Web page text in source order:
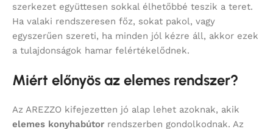
szerkezet együttesen sokkal élhetőbbé teszik a teret.
Ha valaki rendszeresen főz, sokat pakol, vagy
egyszerűen szereti, ha minden jól kézre áll, akkor ezek
a tulajdonságok hamar felértékelődnek.
Miért előnyös az elemes rendszer?
Az AREZZO kifejezetten jó alap lehet azoknak, akik
elemes konyhabútor rendszerben gondolkodnak. Az